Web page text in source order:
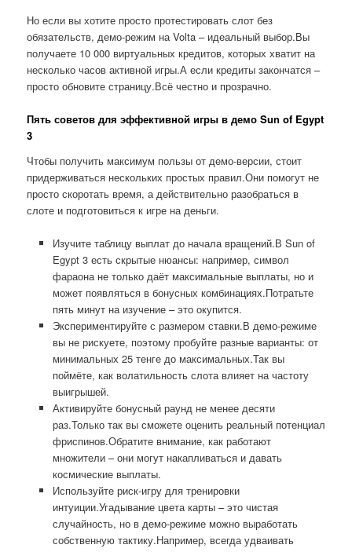
Но если вы хотите просто протестировать слот без
обязательств, демо-режим на Volta – идеальный выбор.Вы
получаете 10 000 виртуальных кредитов, которых хватит на
несколько часов активной игры.А если кредиты закончатся –
просто обновите страницу.Всё честно и прозрачно.
Пять советов для эффективной игры в демо Sun of Egypt
3
Чтобы получить максимум пользы от демо-версии, стоит
придерживаться нескольких простых правил.Они помогут не
просто скоротать время, а действительно разобраться в
слоте и подготовиться к игре на деньги.
Изучите таблицу выплат до начала вращений.В Sun of
Egypt 3 есть скрытые нюансы: например, символ
фараона не только даёт максимальные выплаты, но и
может появляться в бонусных комбинациях.Потратьте
пять минут на изучение – это окупится.
Экспериментируйте с размером ставки.В демо-режиме
вы не рискуете, поэтому пробуйте разные варианты: от
минимальных 25 тенге до максимальных.Так вы
поймёте, как волатильность слота влияет на частоту
выигрышей.
Активируйте бонусный раунд не менее десяти
раз.Только так вы сможете оценить реальный потенциал
фриспинов.Обратите внимание, как работают
множители – они могут накапливаться и давать
космические выплаты.
Используйте риск-игру для тренировки
интуиции.Угадывание цвета карты – это чистая
случайность, но в демо-режиме можно выработать
собственную тактику.Например, всегда удваивать